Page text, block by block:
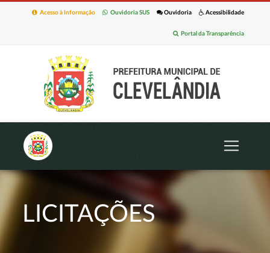
Acessibilidade
Ouvidoria
Ouvidoria SUS
Acesso à Informação
Portal da Transparência
LICITAÇÕES